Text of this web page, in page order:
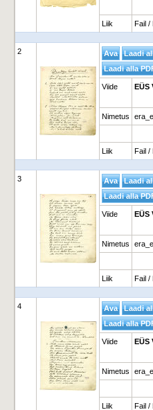
Liik Fail /
2
Viide EÜS
Nimetus
Liik Fail /
3
Viide EÜS
Nimetus
Liik Fail /
4
Viide EÜS
Nimetus
Liik Fail /